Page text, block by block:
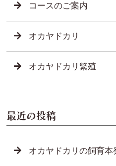
コースのご案内
オカヤドカリ
オカヤドカリ繁殖
最近の投稿
オカヤドカリの飼育本